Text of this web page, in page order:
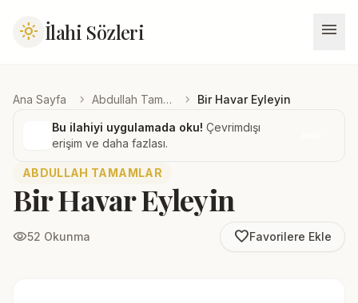
light_mode İlahi Sözleri menu
Ana Sayfa chevron_right Abdullah Tamamlar chevron_right Bir Havar Eyleyin
Bu ilahiyi uygulamada oku! Çevrimdışı
erişim ve daha fazlası.
ABDULLAH TAMAMLAR
Bir Havar Eyleyin
visibility52 Okunma favorite_borderFavorilere Ekle